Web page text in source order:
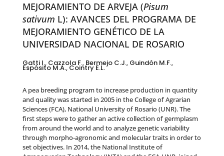
MEJORAMIENTO DE ARVEJA (Pisum
sativum L): AVANCES DEL PROGRAMA DE
MEJORAMIENTO GENÉTICO DE LA
UNIVERSIDAD NACIONAL DE ROSARIO
Gatti I., Cazzola F., Bermejo C.J., Guindón M.F.,
Espósito M.A., Cointry E.L.
A pea breeding program to increase production in quantity
and quality was started in 2005 in the College of Agrarian
Sciences (FCA), National University of Rosario (UNR). The
first steps were to gather an active collection of germplasm
from around the world and to analyze genetic variability
through morpho-agronomic and molecular traits in order to
set objectives. In 2014, the National Institute of